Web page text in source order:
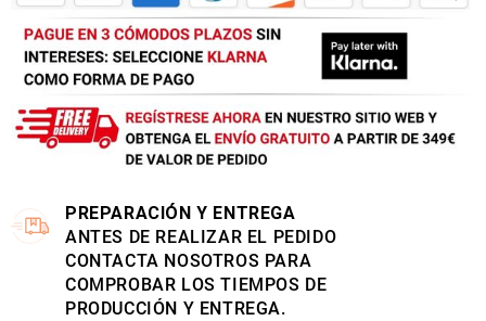
PREPARACIÓN Y ENTREGA
ANTES DE REALIZAR EL PEDIDO
CONTACTA NOSOTROS PARA
COMPROBAR LOS TIEMPOS DE
PRODUCCIÓN Y ENTREGA.